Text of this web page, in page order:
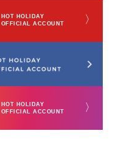
HOT HOLIDAY
OFFICIAL ACCOUNT
〉
HOT HOLIDAY
OFFICIAL ACCOUNT
〉